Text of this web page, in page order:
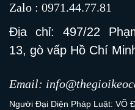
Zalo : 0971.44.77.81
Địa chỉ: 497/22
13, gò vấp Hồ Chí
Email:
Người Đại Diện Pháp Luật: VÕ